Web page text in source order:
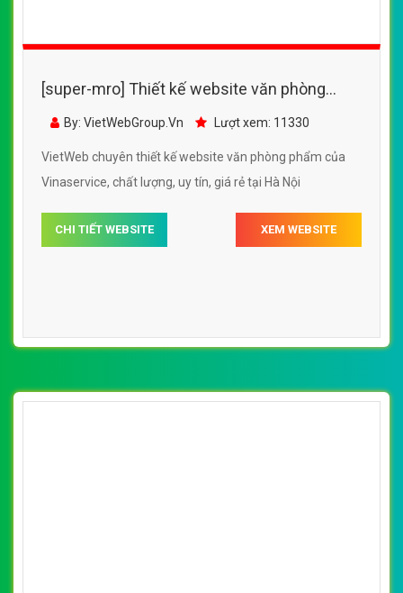
[super-mro] Thiết kế website văn phòng
phẩm của Vinaservice đẹp SEO tốt
By: VietWebGroup.Vn Lượt xem: 11330
VietWeb chuyên thiết kế website văn phòng phẩm của
Vinaservice, chất lượng, uy tín, giá rẻ tại Hà Nội
CHI TIẾT WEBSITE XEM WEBSITE